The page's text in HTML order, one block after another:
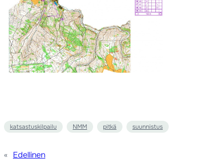
katsastuskilpailu NMM pitkä suunnistus
« Edellinen